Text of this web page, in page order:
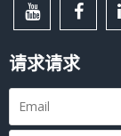
请求请求